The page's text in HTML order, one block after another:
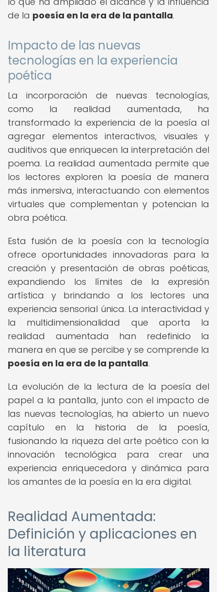
de la poesía en la era de la pantalla.
Impacto de las nuevas
tecnologías en la experiencia
poética
La incorporación de nuevas tecnologías,
como la realidad aumentada, ha
transformado la experiencia de la poesía al
agregar elementos interactivos, visuales y
auditivos que enriquecen la interpretación del
poema. La realidad aumentada permite que
los lectores exploren la poesía de manera
más inmersiva, interactuando con elementos
virtuales que complementan y potencian la
obra poética.
Esta fusión de la poesía con la tecnología
ofrece oportunidades innovadoras para la
creación y presentación de obras poéticas,
expandiendo los límites de la expresión
artística y brindando a los lectores una
experiencia sensorial única. La interactividad y
la multidimensionalidad que aporta la
realidad aumentada han redefinido la
manera en que se percibe y se comprende la
poesía en la era de la pantalla.
La evolución de la lectura de la poesía del
papel a la pantalla, junto con el impacto de
las nuevas tecnologías, ha abierto un nuevo
capítulo en la historia de la poesía,
fusionando la riqueza del arte poético con la
innovación tecnológica para crear una
experiencia enriquecedora y dinámica para
los amantes de la poesía en la era digital.
Realidad Aumentada:
Definición y aplicaciones en
la literatura